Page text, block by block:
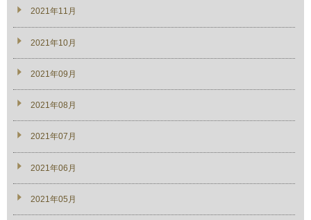
2021年11月
2021年10月
2021年09月
2021年08月
2021年07月
2021年06月
2021年05月